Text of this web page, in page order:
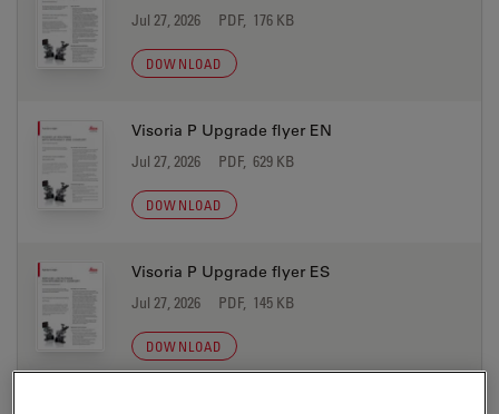
Jul 27, 2026 PDF, 176 KB
DOWNLOAD
Visoria P Upgrade flyer EN
Jul 27, 2026 PDF, 629 KB
DOWNLOAD
Visoria P Upgrade flyer ES
Jul 27, 2026 PDF, 145 KB
DOWNLOAD